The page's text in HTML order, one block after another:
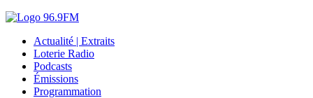
Actualité | Extraits
Loterie Radio
Podcasts
Émissions
Programmation